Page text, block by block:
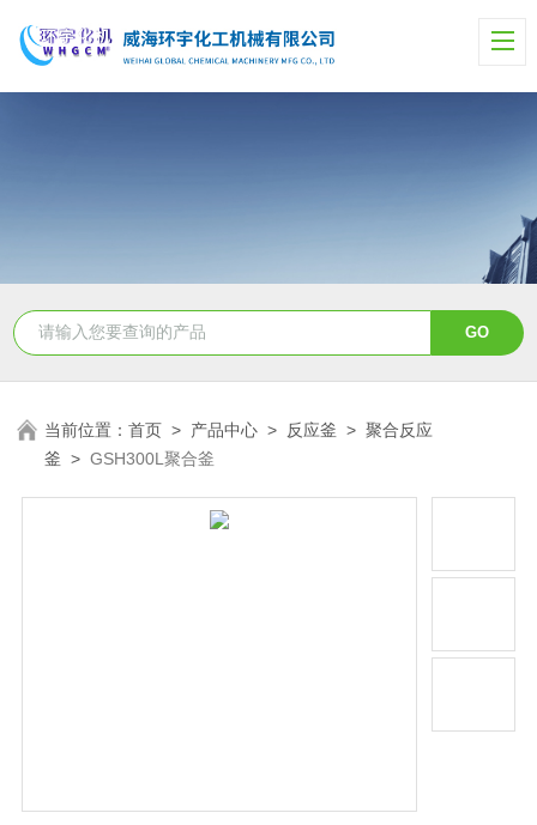
当前位置：首页 > 产品中心 > 反应釜 >聚合反应
釜 >GSH300L聚合釜